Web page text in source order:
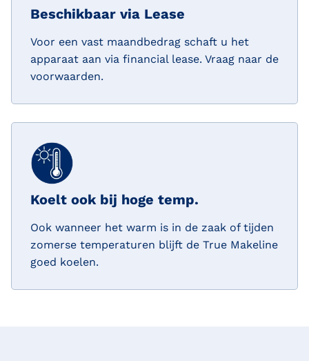
Beschikbaar via Lease
Voor een vast maandbedrag schaft u het
apparaat aan via financial lease. Vraag naar de
voorwaarden.
Koelt ook bij hoge temp.
Ook wanneer het warm is in de zaak of tijden
zomerse temperaturen blijft de True Makeline
goed koelen.